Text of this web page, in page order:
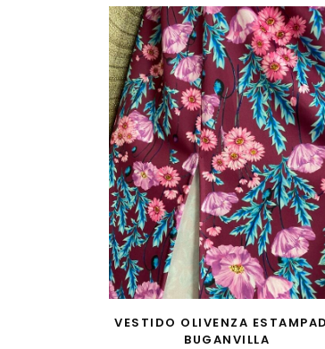
AÑADIR AL CARRITO
VESTIDO OLIVENZA
BUGANVILLA